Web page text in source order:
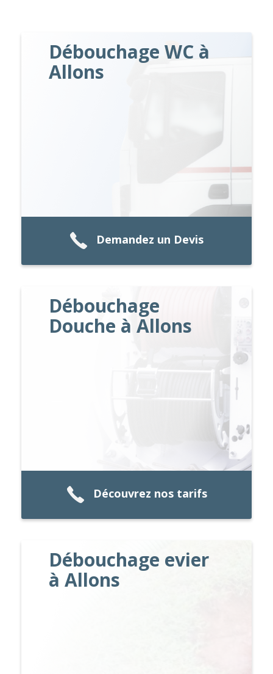
Débouchage WC à
Allons
Demandez un Devis
Débouchage
Douche à Allons
Découvrez nos tarifs
Débouchage evier
à Allons